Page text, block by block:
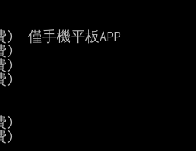
僅手機平板APP
)
)
)
)
)